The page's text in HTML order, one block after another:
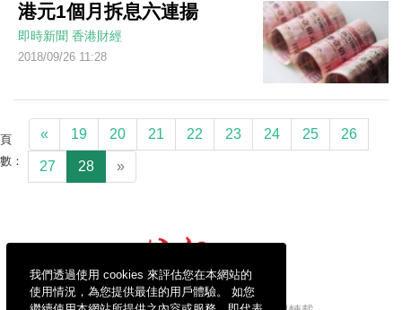
我們透過使用 cookies 來評估您在本網站的
使用情況，為您提供最佳的用戶體驗。 如您
港元1個月拆息六連揚
即時新聞 香港財經
2018/09/26 11:28
頁
數：
« 19 20 21 22 23 24 25 26
27 28 »